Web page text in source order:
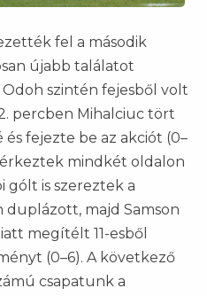
fel a második
újabb találatot
szintén fejesből volt
percben Mihalciuc tört
fejezte be az akciót (0–
mindkét oldalon
gólt is szereztek a
duplázott, majd Samson
megítélt 11-esből
(0–6). A következő
csapatunk a